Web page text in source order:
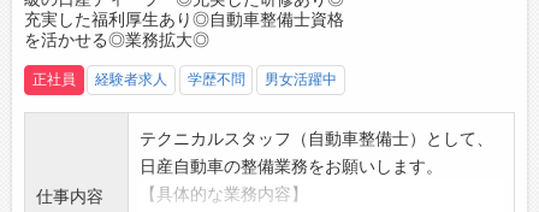
車が好きで、整備技術を身に付けたいと思い、
入社しました。
常に、お客様の車を大切に扱うことを心がけて
整備士としてのスキルアップ向上のために、資
格取得に向けて日々勉強を頑張っています。
【取扱メーカー】
先の話をするよう心掛けています！
↓
17:45：終礼・帰宅
・翌日のスケジュールを確認
【やりがい】
・日産の顔として、お客様と信頼関係を築く大
きな喜びと、お客様の安全なカーライフを支え
るやりがいがあります！
充実した福利厚生あり◎自動車整備士資格
を活かせる◎業務拡大◎
正社員 経験者求人 学歴不問 男女活躍中
仕事内容
テクニカルスタッフ（自動車整備士）として、
日産自動車の整備業務をお願いします。
【具体的な業務内容】